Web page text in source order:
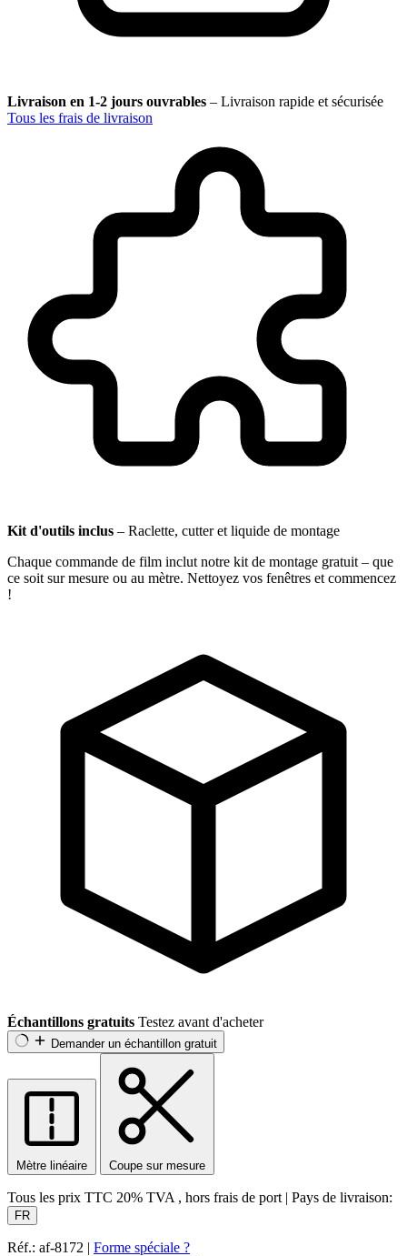
Livraison en 1-2 jours ouvrables – Livraison rapide et sécurisée
Tous les frais de livraison
Kit d'outils inclus – Raclette, cutter et liquide de montage
Chaque commande de film inclut notre kit de montage gratuit – que
ce soit sur mesure ou au mètre. Nettoyez vos fenêtres et commencez
!
Échantillons gratuits Testez avant d'acheter
Demander un échantillon gratuit
Mètre linéaire Coupe sur mesure
Tous les prix TTC 20% TVA , hors frais de port | Pays de livraison:
FR
Réf.: af-8172 | Forme spéciale ?